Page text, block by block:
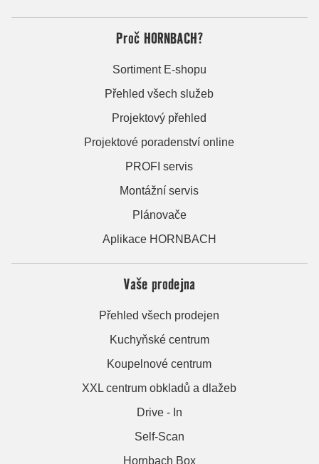
Proč HORNBACH?
Sortiment E-shopu
Přehled všech služeb
Projektový přehled
Projektové poradenství online
PROFI servis
Montážní servis
Plánovače
Aplikace HORNBACH
Vaše prodejna
Přehled všech prodejen
Kuchyňské centrum
Koupelnové centrum
XXL centrum obkladů a dlažeb
Drive - In
Self-Scan
Hornbach Box